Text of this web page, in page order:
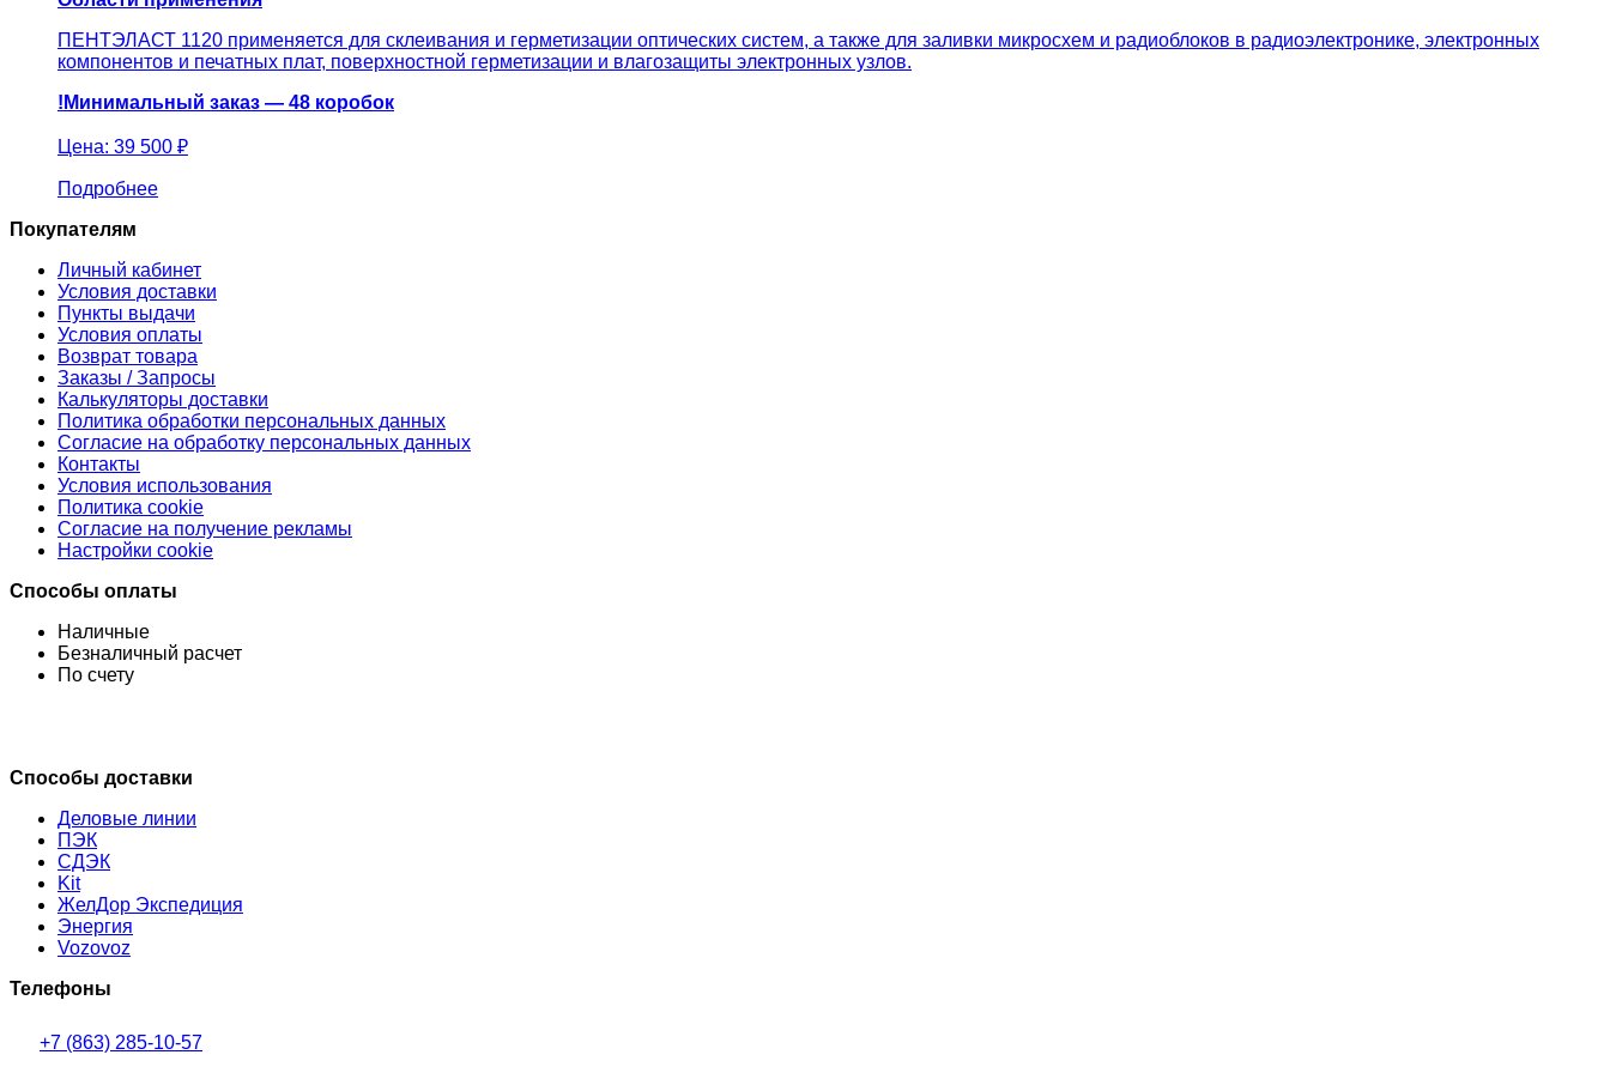
ПЕНТЭЛАСТ 1120 применяется для склеивания и герметизации оптических систем, а также для заливки микросхем и радиоблоков в радиоэлектронике, электронных
компонентов и печатных плат, поверхностной герметизации и влагозащиты электронных узлов.
!Минимальный заказ — 48 коробок
Цена: 39 500 ₽
Подробнее
Покупателям
Личный кабинет
Условия доставки
Пункты выдачи
Условия оплаты
Возврат товара
Заказы / Запросы
Калькуляторы доставки
Политика обработки персональных данных
Согласие на обработку персональных данных
Контакты
Условия использования
Политика cookie
Согласие на получение рекламы
Настройки cookie
Способы оплаты
Наличные
Безналичный расчет
По счету
Способы доставки
Деловые линии
ПЭК
СДЭК
Kit
ЖелДор Экспедиция
Энергия
Vozovoz
Телефоны
+7 (863) 285-10-57